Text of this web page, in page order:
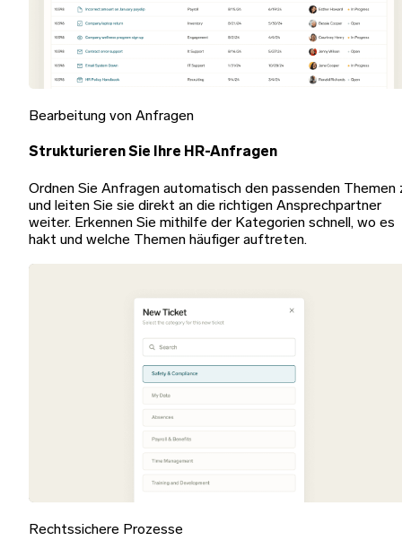
Bearbeitung von Anfragen
Strukturieren Sie Ihre HR-Anfragen
Ordnen Sie Anfragen automatisch den passenden Themen
und leiten Sie sie direkt an die richtigen Ansprechpartner
weiter. Erkennen Sie mithilfe der Kategorien schnell, wo es
hakt und welche Themen häufiger auftreten.
Rechtssichere Prozesse